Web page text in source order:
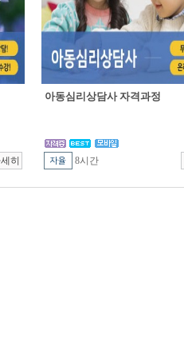
아동심리상담사 자격과정
8시간